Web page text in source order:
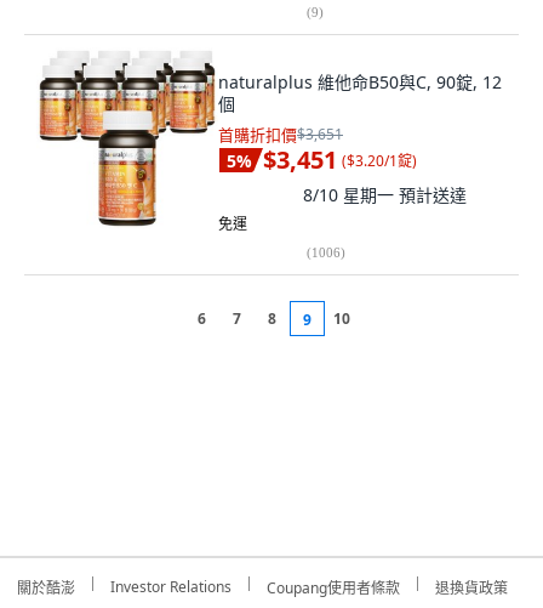
(9)
naturalplus 維他命B50與C, 90錠, 12
個
首購折扣價$3,651
5% $3,451 ($3.20/1錠)
8/10 星期一 預計送達
免運
(1006)
6 7 8 9 10
關於酷澎 Investor Relations Coupang使用者條款 退換貨政策